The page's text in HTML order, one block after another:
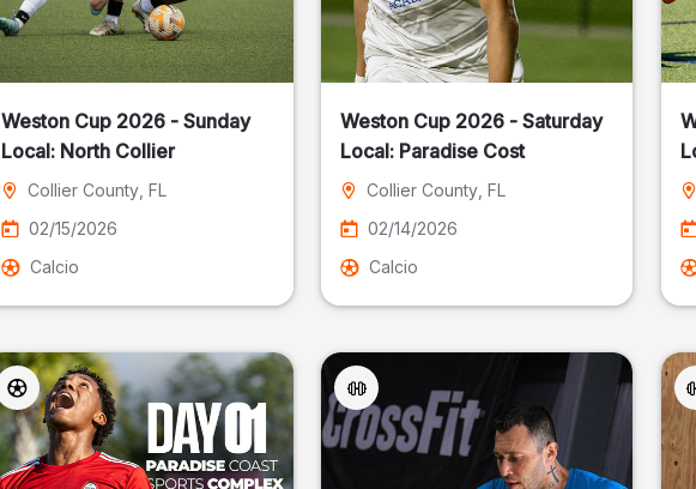
Weston Cup 2026 - Sunday
Local: North Collier
Collier County, FL
02/15/2026
Calcio
Weston Cup 2026 - Saturday
Local: Paradise Cost
Collier County , FL
02/14/2026
Calcio